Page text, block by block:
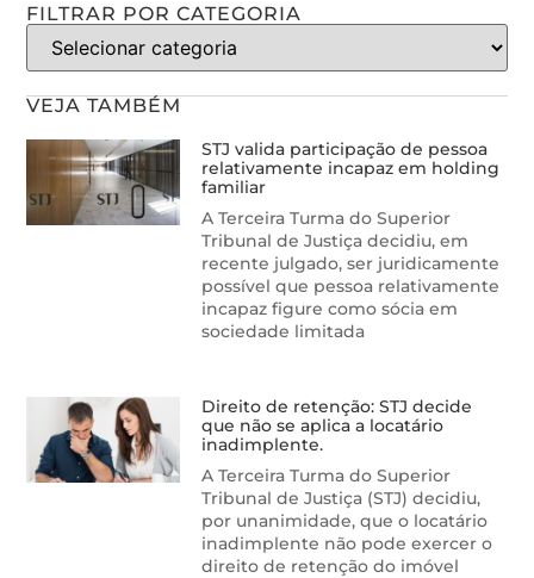
FILTRAR POR CATEGORIA
VEJA TAMBÉM
STJ valida participação de pessoa
relativamente incapaz em holding
familiar
A Terceira Turma do Superior
Tribunal de Justiça decidiu, em
recente julgado, ser juridicamente
possível que pessoa relativamente
incapaz figure como sócia em
sociedade limitada
Direito de retenção: STJ decide
que não se aplica a locatário
inadimplente.
A Terceira Turma do Superior
Tribunal de Justiça (STJ) decidiu,
por unanimidade, que o locatário
inadimplente não pode exercer o
direito de retenção do imóvel